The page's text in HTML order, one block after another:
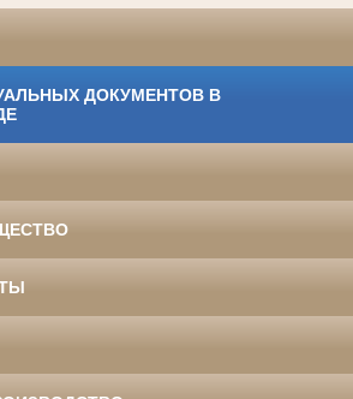
ДОКУМЕНТОВ В